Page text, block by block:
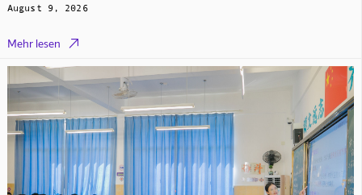
August 9, 2026
Mehr lesen 